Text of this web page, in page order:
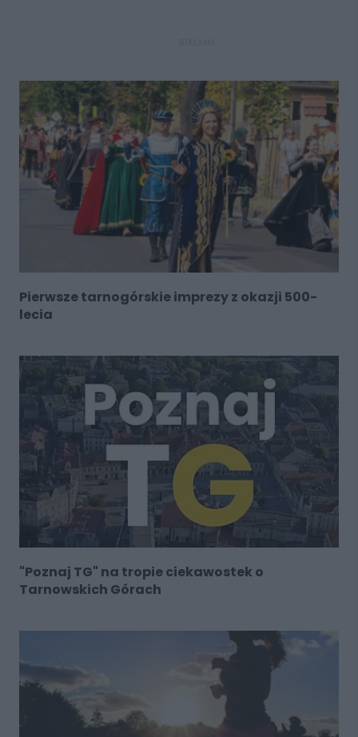
Pierwsze tarnogórskie imprezy z okazji 500-
lecia
"Poznaj TG" na tropie ciekawostek o
Tarnowskich Górach